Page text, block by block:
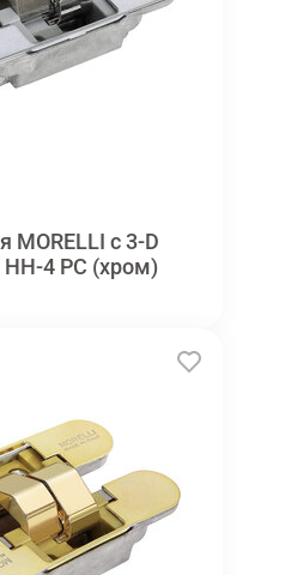
MORELLI с 3-D
4 PC (хром)